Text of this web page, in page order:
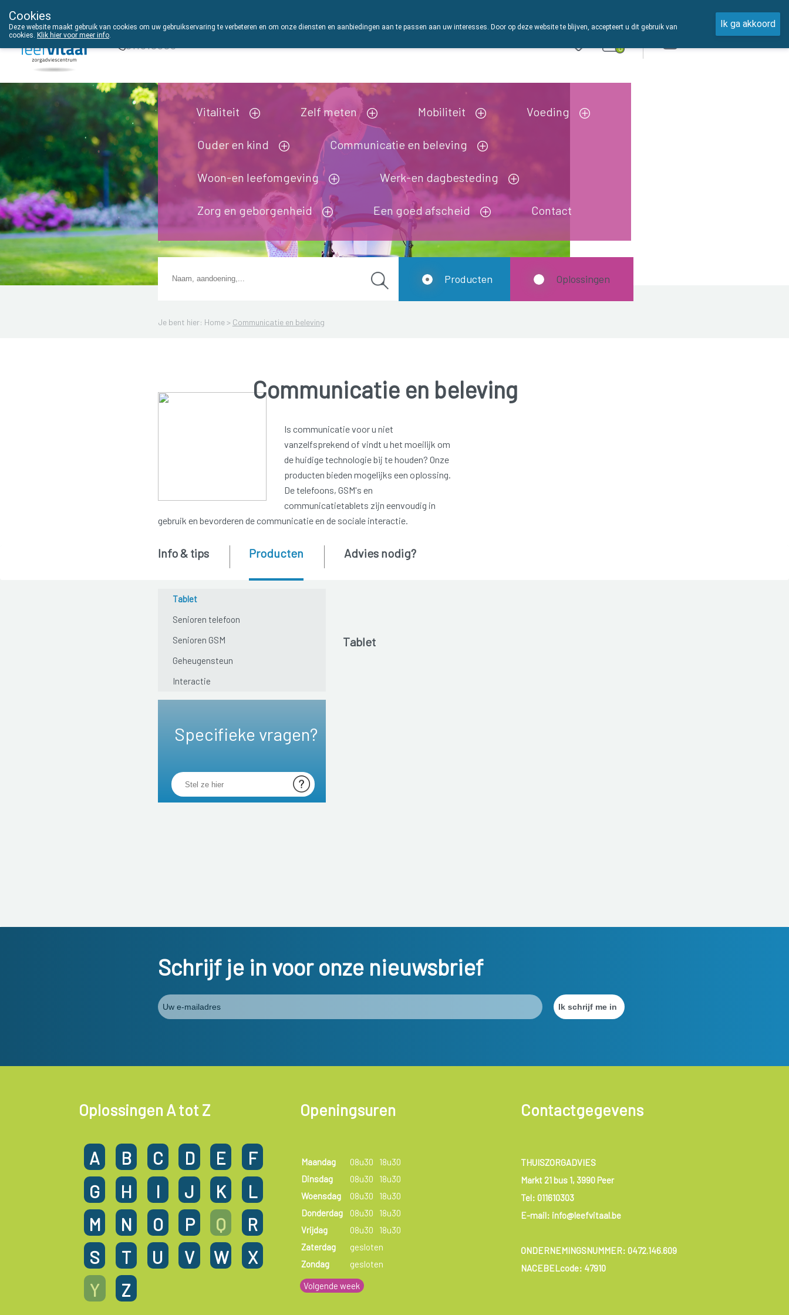
THUISZORGADVIES
011610303 0
Vitaliteit Zelf meten Mobiliteit Voeding
Ouder en kind Communicatie en beleving
Woon-en leefomgeving Werk-en dagbesteding
Zorg en geborgenheid Een goed afscheid Contact
Je bent hier: Home > Communicatie en beleving
Producten Oplossingen
Communicatie en beleving
Is communicatie voor u niet
vanzelfsprekend of vindt u het moeilijk om
de huidige technologie bij te houden? Onze
producten bieden mogelijks een oplossing.
De telefoons, GSM's en
communicatietablets zijn eenvoudig in
gebruik en bevorderen de communicatie en de sociale interactie.
Tablet
Senioren telefoon
Senioren GSM
Geheugensteun
Interactie
Specifieke vragen?
Info & tips Producten Advies nodig?
Tablet
Schrijf je in voor onze nieuwsbrief
Oplossingen A tot Z
A B C D E
F
G
H I J K
L
M
N O P Q
R
S
T U V W
X
Y
Z
Openingsuren
Maandag 08u30
18u30
Dinsdag
08u30
18u30
Woensdag
08u30
18u30
Donderdag
08u30
18u30
Vrijdag
08u30
18u30
Zaterdag
gesloten
Zondag
gesloten
Volgende week
Contactgegevens
THUISZORGADVIES
Markt 21 bus 1, 3990 Peer
Tel: 011610303
E-mail: info@leefvitaal.be
ONDERNEMINGSNUMMER: 0472.146.609
NACEBELcode: 47910
Cookies
Deze website maakt gebruik van cookies om uw gebruikservaring te verbeteren en om onze diensten en aanbiedingen aan te passen aan uw interesses. Door op deze website te blijven, accepteert u dit gebruik van
cookies. Klik hier voor meer info.
Ik ga akkoord